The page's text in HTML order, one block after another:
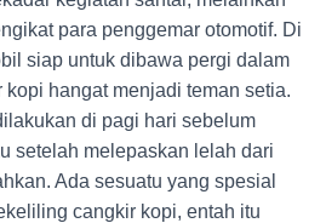
para penggemar otomotif. Di
siap untuk dibawa pergi dalam
hangat menjadi teman setia.
di pagi hari sebelum
setelah melepaskan lelah dari
Ada sesuatu yang spesial
cangkir kopi, entah itu